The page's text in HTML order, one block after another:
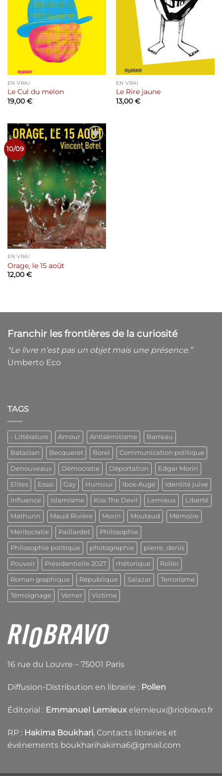
EN VRAI
Le Cul du melon
19,00 €
EN VRAI
Le Rire jaune
13,00 €
10/09
Ajouter
à la liste
de
souhaits
EN VRAI
Orage, le 15 août
12,00 €
Franchir les frontières de la curiosité
"Le livre n’estpas un objet mais une présence.”
Umberto Eco
TAGS
- Littérature Amour Antisémitisme Barreau
Bataclan Becqueret Borel Communication politique
Denouveaux Démocratie Déportation Edgar Morin
Elites Essai Gay Humour Ibos-Augé Identité juive
Influence Islamisme Kiss The Devil Lemieux Liberté
Mathurin Maud Rivière Morin Moutaud Mémoire
Méritocratie Paillardet Philosophie
Philosophie politique photographie pierre_denis
Pouvoir Présidentielle 2027 rhétorique Roller
Roman graphique République Salazar Terrorisme
Témoignage Verner Victime
16 rue du Louvre – 75001 Paris
Diffusion-Distribution en librairie : Pollen
Éditorial : Emmanuel Lemieux elemieux@riobravo.fr
RP : Hakima Boukhari, Contacts librairies et
événements boukharihakima6@gmail.com